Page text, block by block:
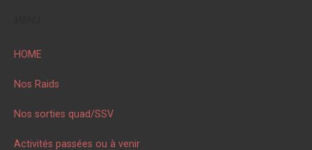
HOME
Nos Raids
Nos sorties quad/SSV
Activités passées ou à venir